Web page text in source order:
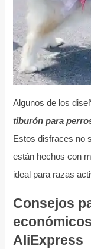
Algunos de los
tiburón para
Estos disfraces no
están hechos con
ideal para razas
Consejos
AliExpress